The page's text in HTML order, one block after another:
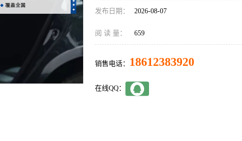
发布日期： 2026-08-07
阅 读 量： 659
销售电话： 18612383920
在线QQ：